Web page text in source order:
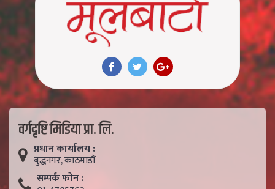
वर्गदृष्टि मिडिया प्रा. लि.
प्रधान कार्यालय :
बुद्धनगर, काठमाडाैं
सम्पर्क फाेन :